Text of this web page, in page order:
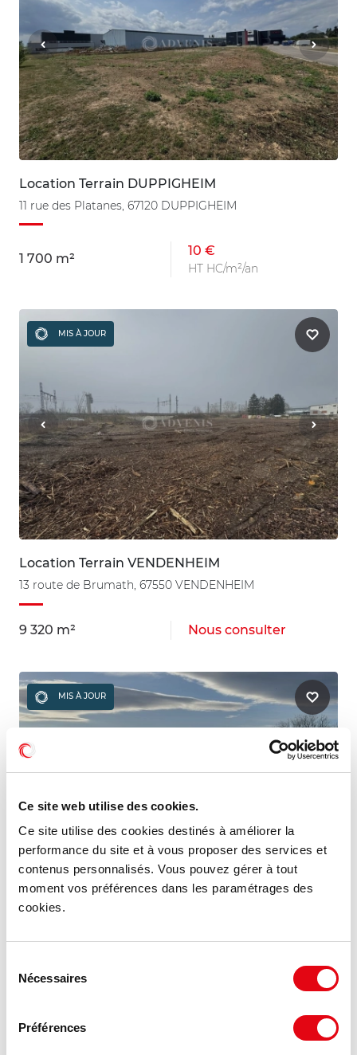
Ce site web utilise des cookies.
Ce site utilise des cookies destinés à améliorer la
performance du site et à vous proposer des services et
contenus personnalisés. Vous pouvez gérer à tout
moment vos préférences dans les paramétrages des
cookies.
Nécessaires
Préférences
Location Terrain DUPPIGHEIM
11 rue des Platanes, 67120 DUPPIGHEIM
1 700 m²
10 €
HT HC/m²/an
MIS À JOUR
Location Terrain VENDENHEIM
13 route de Brumath, 67550 VENDENHEIM
9 320 m² Nous consulter
MIS À JOUR